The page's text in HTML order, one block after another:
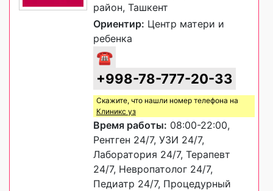
район, Ташкент
Ориентир: Центр матери и
ребенка
☎
+998-78-777-20-33
Скажите, что нашли номер телефона на
Клиникс уз
Время работы: 08:00-22:00,
Рентген 24/7, УЗИ 24/7,
Лаборатория 24/7, Терапевт
24/7, Невропатолог 24/7,
Педиатр 24/7, Процедурный